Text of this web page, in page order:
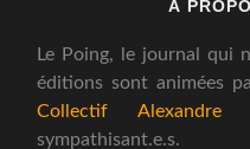
À
Le Poing, le journal qui
éditions sont animées
Collectif Alexandre
sympathisant.e.s.